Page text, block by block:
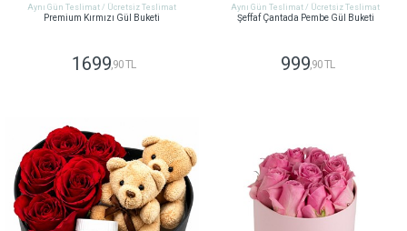
Aynı Gün Teslimat / Ücretsiz Teslimat
Premium Kırmızı Gül Buketi
1699,90 TL
Aynı Gün Teslimat / Ücretsiz Teslimat
Şeffaf Çantada Pembe Gül Buketi
999,90 TL